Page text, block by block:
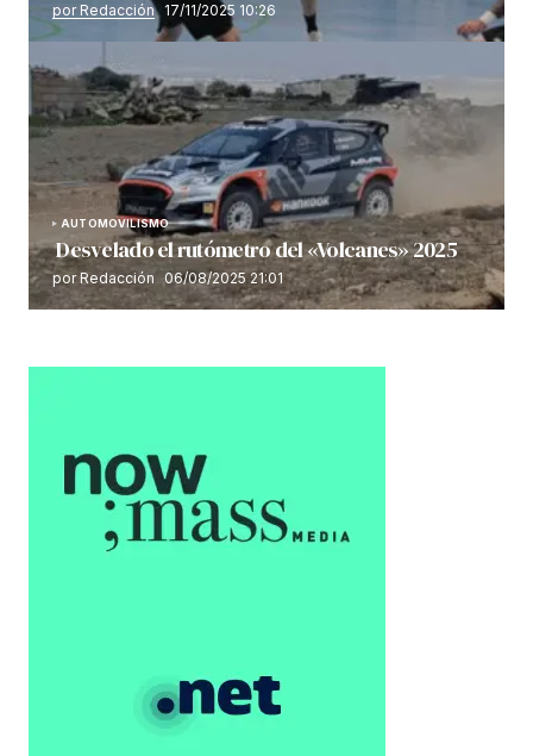
por Redacción 17/11/2025 10:26
AUTOMOVILISMO
Desvelado el rutómetro del «Volcanes» 2025
por Redacción 06/08/2025 21:01